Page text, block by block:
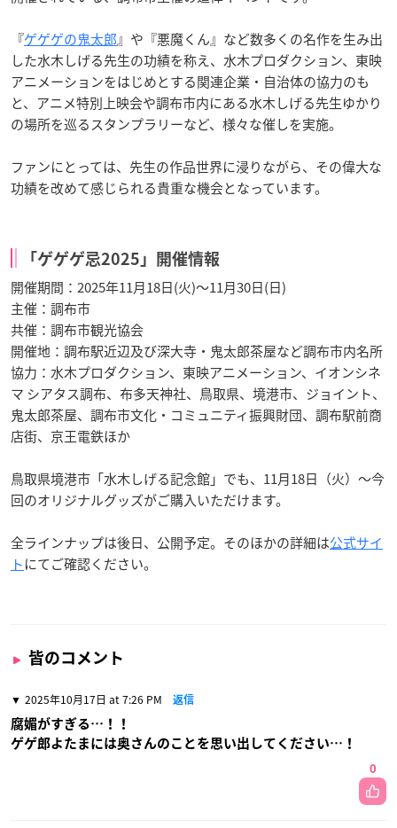
『ゲゲゲの鬼太郎』や『悪魔くん』など数多くの名作を生み出
した水木しげる先生の功績を称え、水木プロダクション、東映
アニメーションをはじめとする関連企業・自治体の協力のも
と、アニメ特別上映会や調布市内にある水木しげる先生ゆかり
の場所を巡るスタンプラリーなど、様々な催しを実施。
ファンにとっては、先生の作品世界に浸りながら、その偉大な
功績を改めて感じられる貴重な機会となっています。
「ゲゲゲ忌2025」開催情報
開催期間：2025年11月18日(火)～11月30日(日)
主催：調布市
共催：調布市観光協会
開催地：調布駅近辺及び深大寺・鬼太郎茶屋など調布市内名所
協力：水木プロダクション、東映アニメーション、イオンシネ
マ シアタス調布、布多天神社、鳥取県、境港市、ジョイント、
鬼太郎茶屋、調布市文化・コミュニティ振興財団、調布駅前商
店街、京王電鉄ほか
鳥取県境港市「水木しげる記念館」でも、11月18日（火）～今
回のオリジナルグッズがご購入いただけます。
全ラインナップは後日、公開予定。そのほかの詳細は公式サイ
トにてご確認ください。
皆のコメント
2025年10月17日 at 7:26 PM 返信
腐媚がすぎる…！！
ゲゲ郎よたまには奥さんのことを思い出してください…！
0